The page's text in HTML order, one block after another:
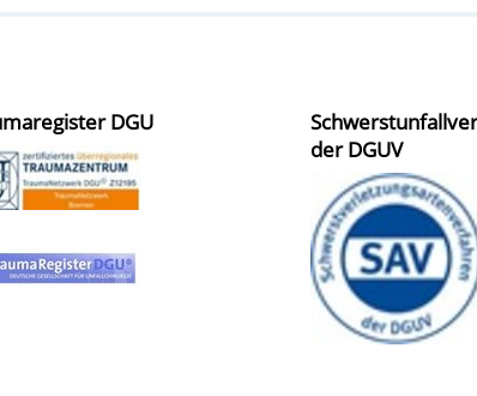
DGU
der DGUV